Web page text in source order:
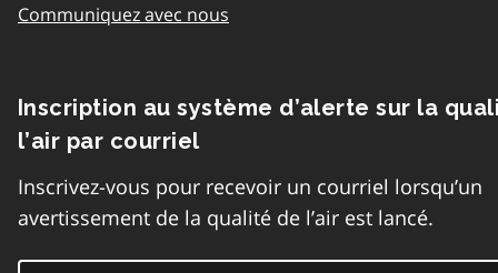
Communiquez avec nous
Inscription au système d’alerte sur la
l’air par courriel
Inscrivez-vous pour recevoir un courriel lorsqu’un
avertissement de la qualité de l’air est lancé.